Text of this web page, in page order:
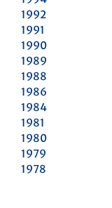
1992
1991
1990
1989
1988
1986
1984
1981
1980
1979
1978